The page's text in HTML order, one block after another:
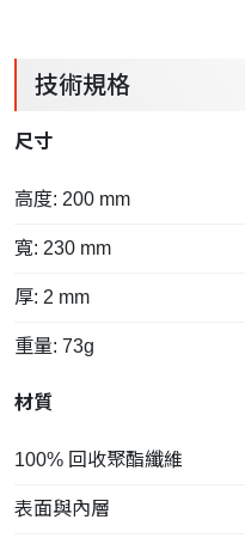
技術規格
尺寸
高度: 200 mm
寬: 230 mm
厚: 2 mm
重量: 73g
材質
100% 回收聚酯纖維
表面與內層